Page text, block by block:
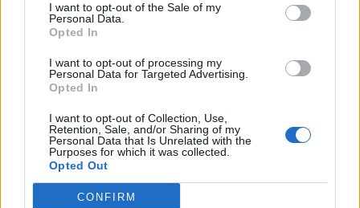
I want to opt-out of the Sale of my
Personal Data.
Opted In
I want to opt-out of processing my
Personal Data for Targeted Advertising.
Opted In
I want to opt-out of Collection, Use,
Retention, Sale, and/or Sharing of my
Personal Data that Is Unrelated with the
Purposes for which it was collected.
Opted Out
CONFIRM
Artigo anterior
Clube de Montanha de Murça
sagra-se campeão da Liga
Inatel de Futsal de Vila Real
Próximo artigo
Torreense
Últimas notícias